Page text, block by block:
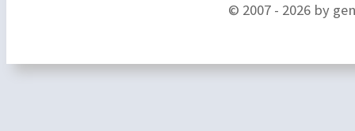
© 2007 - 2026 by